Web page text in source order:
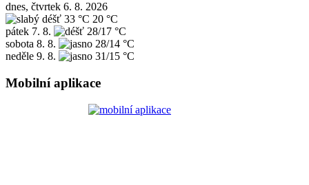
dnes, čtvrtek 6. 8. 2026
33 °C 20 °C
pátek 7. 8.
28/17 °C
sobota 8. 8.
28/14 °C
neděle 9. 8. 31/15 °C
Mobilní aplikace